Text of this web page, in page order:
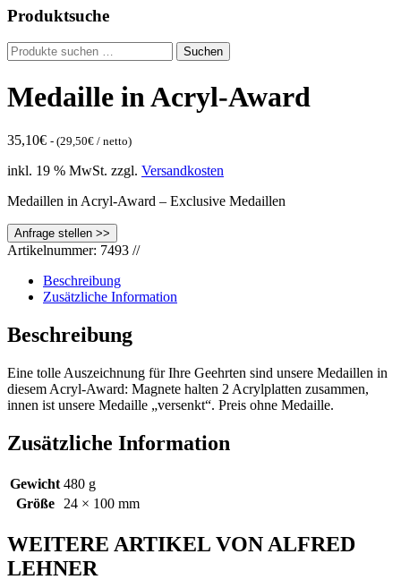
Produktsuche
Suche
nach:
Suchen
Medaille in Acryl-Award
35,10€ - (29,50€ / netto)
inkl. 19 % MwSt. zzgl. Versandkosten
Medaillen in Acryl-Award – Exclusive Medaillen
Artikelnummer: 7493 //
Beschreibung
Zusätzliche Information
Beschreibung
Eine tolle Auszeichnung für Ihre Geehrten sind unsere Medaillen in
diesem Acryl-Award: Magnete halten 2 Acrylplatten zusammen,
innen ist unsere Medaille „versenkt“. Preis ohne Medaille.
Zusätzliche Information
Gewicht 480 g
Größe
24 × 100 mm
WEITERE ARTIKEL VON ALFRED
LEHNER